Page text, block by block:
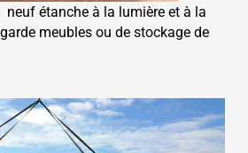
neuf étanche à la lumière et à la
meubles ou de stockage de